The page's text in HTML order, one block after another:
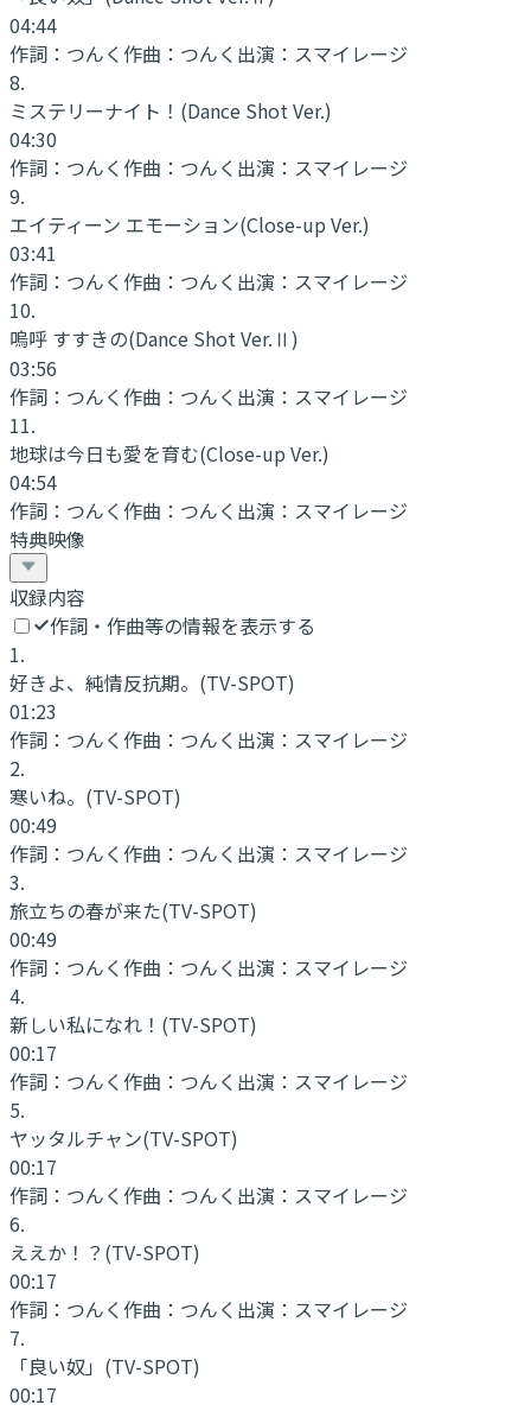
04:44
作詞： つんく作曲： つんく 出演： スマイレージ
8.
ミステリーナイト！ (Dance Shot Ver.)
04:30
作詞： つんく作曲： つんく 出演： スマイレージ
9.
エイティーン エモーション(Close-up Ver.)
03:41
作詞： つんく作曲： つんく 出演： スマイレージ
10.
嗚呼 すすきの(Dance Shot Ver.Ⅱ)
03:56
作詞： つんく作曲： つんく 出演： スマイレージ
11.
地球は今日も愛を育む(Close-up Ver.)
04:54
作詞： つんく作曲： つんく 出演： スマイレージ
特典映像
収録内容
作詞・作曲等の情報を表示する
1.
好きよ、純情反抗期。 (TV-SPOT)
01:23
作詞： つんく作曲： つんく 出演： スマイレージ
2.
寒いね。 (TV-SPOT)
00:49
作詞： つんく作曲： つんく 出演： スマイレージ
3.
旅立ちの春が来た(TV-SPOT)
00:49
作詞： つんく作曲： つんく 出演： スマイレージ
4.
新しい私になれ！ (TV-SPOT)
00:17
作詞： つんく作曲： つんく 出演： スマイレージ
5.
ヤッタルチャン(TV-SPOT)
00:17
作詞： つんく作曲： つんく 出演： スマイレージ
6.
ええか！？ (TV-SPOT)
00:17
作詞： つんく作曲： つんく 出演： スマイレージ
7.
「良い奴」 (TV-SPOT)
00:17